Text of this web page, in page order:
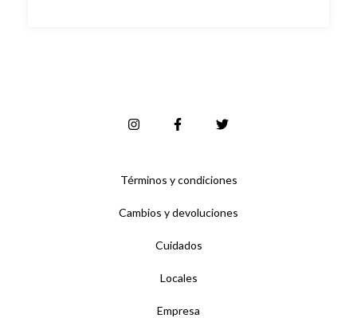
Términos y condiciones
Cambios y devoluciones
Cuidados
Locales
Empresa